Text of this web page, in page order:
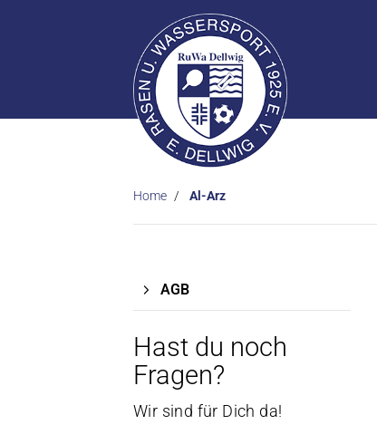
Home Al-Arz
AGB
Hast du noch
Fragen?
Wir sind für Dich da!